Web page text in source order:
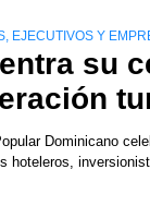
EJECUTIVOS Y
su
Dominicano
hoteleros,